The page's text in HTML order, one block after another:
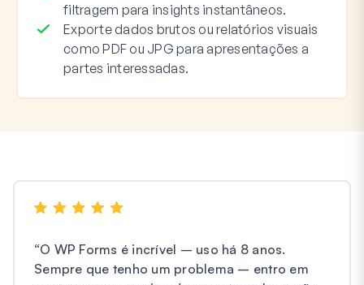
filtragem para insights instantâneos.
Exporte dados brutos ou relatórios visuais
como PDF ou JPG para apresentações a
partes interessadas.
“O WP Forms é incrível – uso há 8 anos.
Sempre que tenho um problema – entro em